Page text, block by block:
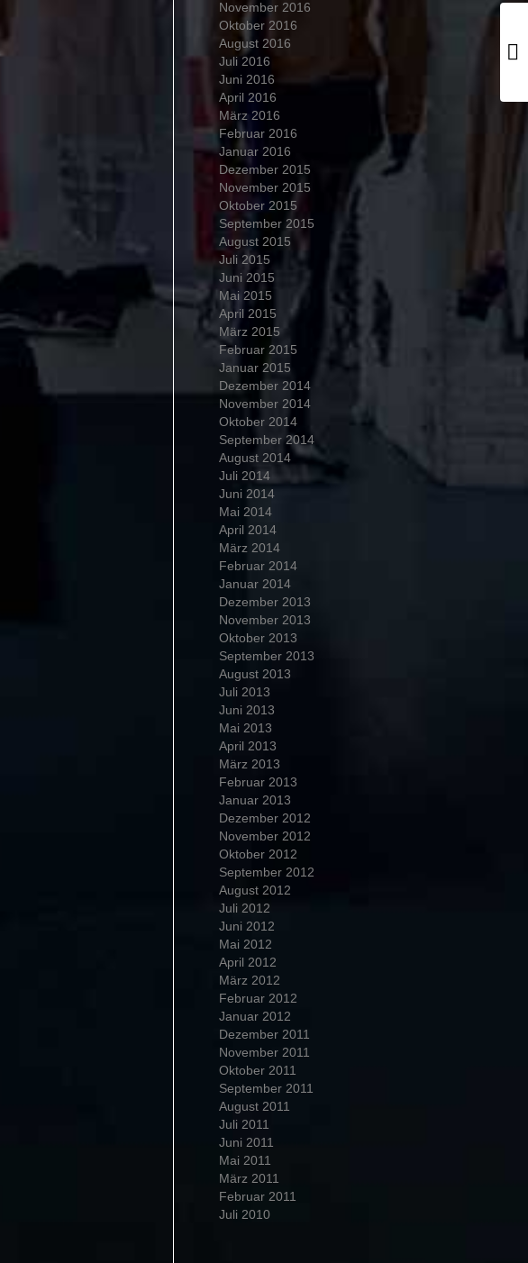
November 2016
Oktober 2016
August 2016
Juli 2016
Juni 2016
April 2016
März 2016
Februar 2016
Januar 2016
Dezember 2015
November 2015
Oktober 2015
September 2015
August 2015
Juli 2015
Juni 2015
Mai 2015
April 2015
März 2015
Februar 2015
Januar 2015
Dezember 2014
November 2014
Oktober 2014
September 2014
August 2014
Juli 2014
Juni 2014
Mai 2014
April 2014
März 2014
Februar 2014
Januar 2014
Dezember 2013
November 2013
Oktober 2013
September 2013
August 2013
Juli 2013
Juni 2013
Mai 2013
April 2013
März 2013
Februar 2013
Januar 2013
Dezember 2012
November 2012
Oktober 2012
September 2012
August 2012
Juli 2012
Juni 2012
Mai 2012
April 2012
März 2012
Februar 2012
Januar 2012
Dezember 2011
November 2011
Oktober 2011
September 2011
August 2011
Juli 2011
Juni 2011
Mai 2011
März 2011
Februar 2011
Juli 2010